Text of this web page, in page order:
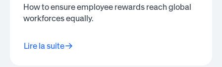
How to ensure employee rewards reach global
workforces equally.
Lire la suite